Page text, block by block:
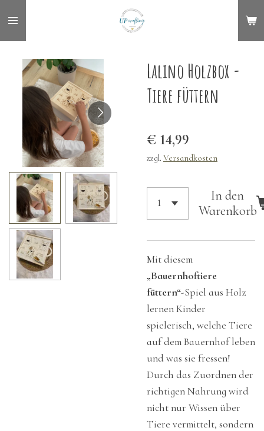
Lalino Holzbox -
Tiere füttern
€ 14,99
zzgl. Versandkosten
In den
Warenkorb
Mit diesem
„Bauernhoftiere
füttern“-Spiel aus Holz
lernen Kinder
spielerisch, welche Tiere
auf dem Bauernhof leben
und was sie fressen!
Durch das Zuordnen der
richtigen Nahrung wird
nicht nur Wissen über
Tiere vermittelt, sondern